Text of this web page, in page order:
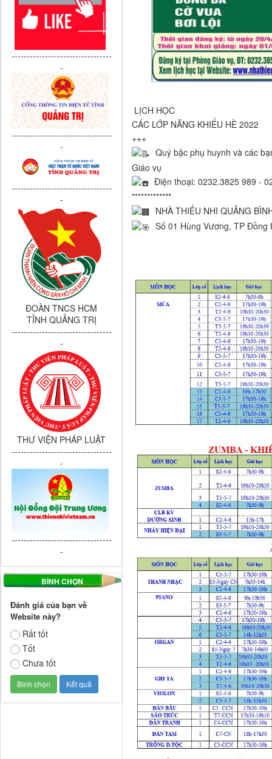
---------------------------------
-
---------------------------------
-
---------------------------------
-
ĐOÀN TNCS HCM
TỈNH QUẢNG TRỊ
---------------------------------
-
THƯ VIỆN PHÁP LUẬT
---------------------------------
-
---------------------------------
-
BÌNH CHỌN
Đánh giá của bạn về
Website này?
Rất tốt
Tốt
Chưa tốt
LỊCH HỌC
CÁC LỚP NĂNG KHIẾU HÈ 2022
+++
Quý bậc phụ huynh và các
Giáo vụ
Điện thoại: 0232.3825 989 -
*************
NHÀ THIẾU NHI QUẢNG
Số 01 Hùng Vương, TP Đồng